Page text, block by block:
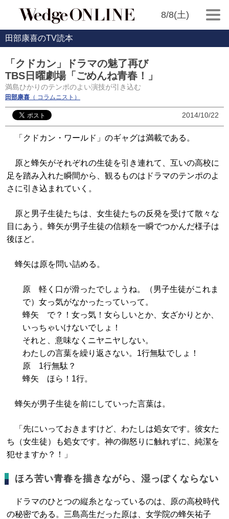
8/8(土)
田部康喜のTV読本
「クドカン」ドラマの魅了再び
TBS日曜劇場「ごめんね青春！」
満島ひかりのテンポのよい演技が引き込む
田部康喜 （ コラムニスト）
2014/10/22
「クドカン・ワールド」のギャグは満載である。
原と蜂矢がそれぞれの生徒を引き連れて、互いの高校に
足を踏み入れた瞬間から、観るものはドラマのテンポのよ
さに引き込まれていく。
原と男子生徒たちは、女生徒たちの反発を受けて散々な
目にあう。蜂矢が男子生徒の信頼を一瞬でつかんだ様子は
後ほど。
蜂矢は原を問い詰める。
原 軽く口が滑ったでしょうね。（男子生徒がこれま
で）女っ気がなかったっていって。
蜂矢 で？！女っ気！女らしいとか、女ざかりとか、
いっちゃいけないでしょ！
それと、意味なくニヤニヤしない。
わたしの言葉を繰り返さない。1行無駄でしょ！
原 1行無駄？
蜂矢 ほら！1行。
蜂矢が男子生徒を前にしていった言葉は。
「先にいっておきますけど、わたしは処女です。彼女た
ち（女生徒）も処女です。神の御怒りに触れずに、純潔を
犯せますか？！」
ほろ苦い青春を描きながら、湿っぽくならない
ドラマのひとつの縦糸となっているのは、原の高校時代
の秘密である。三島高生だった原は、女学院の蜂矢祐子